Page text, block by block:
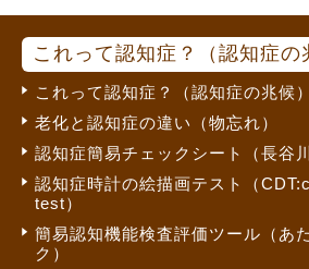
これって認知症？（認知症の
これって認知症？（認知症の兆候）
老化と認知症の違い（物忘れ）
認知症簡易チェックシート（長谷
認知症時計の絵描画テスト（
test）
簡易認知機能検査評価ツール（あ
ク）